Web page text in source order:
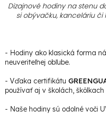
Dizajnové hodiny na stenu
si obývačku, kanceláriu
- Hodiny ako klasická forma
neuveriteľnej obľube.
- Vďaka certifikátu
používať aj v školách,
- Naše hodiny sú odolné voči